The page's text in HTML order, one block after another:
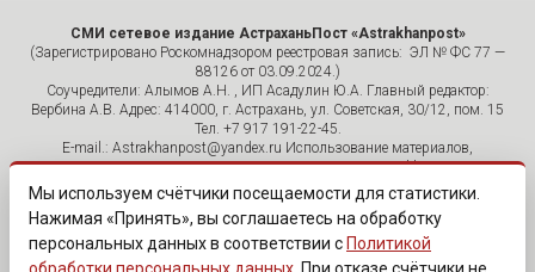
СМИ сетевое издание АстраханьПост «Astrakhanpost»
(Зарегистрировано Роскомнадзором реестровая запись: ЭЛ № ФС 77 —
88126 от 03.09.2024.)
Соучредители: Алымов А.Н. , ИП Асадулин Ю.А. Главный редактор:
Вербина А.В. Адрес: 414000, г. Астрахань, ул. Советская, 30/12, пом. 15
Тел. +7 917 191-22-45.
E-mail.: Astrakhanpost@yandex.ru Использование материалов,
размещенных на страницах сетевого издания «Astrakhanpost»,
допускается исключительно с указанием источника и публикацией
активной гиперссылки на портал Astrakhanpost.ru. Комментарии
читателей сайта размещаются без предварительного редактирования.
Редакция оставляет за собой право удалить их с сайта или
отредактировать, если указанные сообщения нарушают законы РФ.
Мы используем счётчики посещаемости для статистики.
Нажимая «Принять», вы соглашаетесь на обработку
персональных данных в соответствии с Политикой